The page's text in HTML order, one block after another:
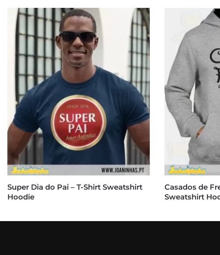
Super Dia do Pai – T-Shirt Sweatshirt
Hoodie
Casados de
Sweatshirt